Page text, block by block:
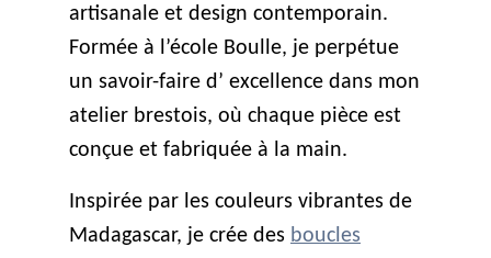
artisanale et design contemporain.
Formée à l’école Boulle, je perpétue
un savoir-faire d’ excellence dans mon
atelier brestois, où chaque pièce est
conçue et fabriquée à la main.
Inspirée par les couleurs vibrantes de
Madagascar, je crée des boucles